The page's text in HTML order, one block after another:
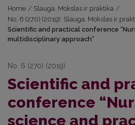
Home / Slauga. Mokslas ir praktika /
No. 6 (270) (2019): Slauga. Mokslas ir
Scientific and practical conference
multidisciplinary approach”
No. 6 (270) (2019)
Scientific and
conference
science and